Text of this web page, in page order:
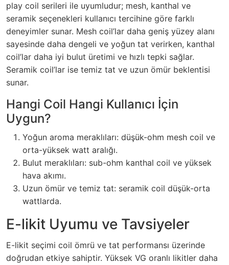
play coil serileri ile uyumludur; mesh, kanthal ve
seramik seçenekleri kullanıcı tercihine göre farklı
deneyimler sunar. Mesh coil’lar daha geniş yüzey alanı
sayesinde daha dengeli ve yoğun tat verirken, kanthal
coil’lar daha iyi bulut üretimi ve hızlı tepki sağlar.
Seramik coil’lar ise temiz tat ve uzun ömür beklentisi
sunar.
Hangi Coil Hangi Kullanıcı İçin
Uygun?
Yoğun aroma meraklıları: düşük-ohm mesh coil ve
orta-yüksek watt aralığı.
Bulut meraklıları: sub-ohm kanthal coil ve yüksek
hava akımı.
Uzun ömür ve temiz tat: seramik coil düşük-orta
wattlarda.
E-likit Uyumu ve Tavsiyeler
E-likit seçimi coil ömrü ve tat performansı üzerinde
doğrudan etkiye sahiptir. Yüksek VG oranlı likitler daha